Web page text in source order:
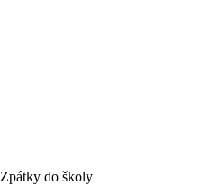
Zpátky do školy